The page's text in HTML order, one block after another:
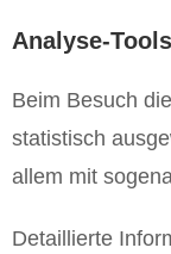
Analyse-
Beim Besuch
statistisch
allem mit
Detaillierte